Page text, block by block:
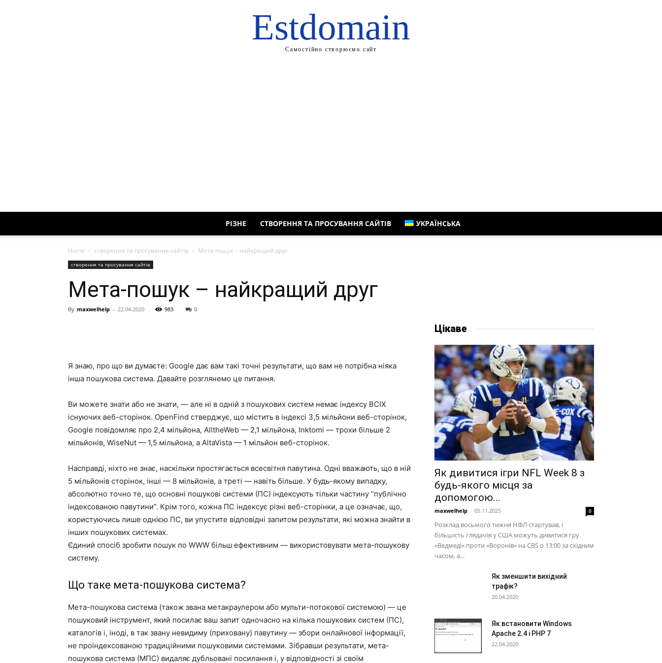
Estdomain
Самостійно створюємо сайт
РІЗНЕ СТВОРЕННЯ ТА ПРОСУВАННЯ САЙТІВ УКРАЇНСЬКА
Home створення та просування сайтів Мета-пошук – найкращий друг
створення та просування сайтів
Мета-пошук – найкращий друг
By maxwelhelp - 22.04.2020 983 0
Я знаю, про що ви думаєте: Google дає вам такі точні результати, що вам не потрібна ніяка
інша пошукова система. Давайте розглянемо це питання.
Ви можете знати або не знати, — але ні в одній з пошукових систем немає індексу ВСІХ
існуючих веб-сторінок. OpenFind стверджує, що містить в індексі 3,5 мільйони веб-сторінок,
Google повідомляє про 2,4 мільйона, AlltheWeb — 2,1 мільйона, Inktomi — трохи більше 2
мільйонів, WiseNut — 1,5 мільйона, а AltaVista — 1 мільйон веб-сторінок.
Насправді, ніхто не знає, наскільки простягається всесвітня павутина. Одні вважають, що в ній
5 мільйонів сторінок, інші — 8 мільйонів, а треті — навіть більше. У будь-якому випадку,
абсолютно точно те, що основні пошукові системи (ПС) індексують тільки частину “публічно
індексованою павутини”. Крім того, кожна ПС індексує різні веб-сторінки, а це означає, що,
користуючись лише однією ПС, ви упустите відповідні запитом результати, які можна знайти в
інших пошукових системах.
Єдиний спосіб зробити пошук по WWW більш ефективним — використовувати мета-пошукову
систему.
Що таке мета-пошукова система?
Мета-пошукова система (також звана метакраулером або мульти-потокової системою) — це
пошуковий інструмент, який посилає ваш запит одночасно на кілька пошукових систем (ПС),
каталогів і, іноді, в так звану невидиму (приховану) павутину — збори онлайнової інформації,
не проіндексованою традиційними пошуковими системами. Зібравши результати, мета-
пошукова система (МПС) видаляє дубльовані посилання і, у відповідності зі своїм
Цікаве
Як дивитися ігри NFL Week 8 з
будь-якого місця за
допомогою...
maxwelhelp - 05.11.2025 0
Розклад восьмого тижня НФЛ стартував, і
більшість глядачів у США можуть дивитися гру
«Ведмеді» проти «Воронів» на CBS о 13:00 за східним
часом, а...
Як зменшити вихідний
трафік?
20.04.2020
Як встановити Windows
Apache 2.4 і PHP 7
22.04.2020